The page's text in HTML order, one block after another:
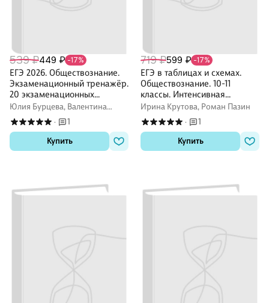
539 ₽449 ₽ -17%
ЕГЭ 2026. Обществознание.
Экзаменационный тренажёр.
20 экзаменационных
вариантов
Юлия Бурцева, Валентина
Ковалева
·
1
Купить
719 ₽599 ₽ -17%
ЕГЭ в таблицах и схемах.
Обществознание. 10-11
классы. Интенсивная
подготовка к ЕГЭ:
обобщение, систематизация
и повторение курса.
Справочное пособие
Ирина Крутова, Роман Пазин
·
1
Купить